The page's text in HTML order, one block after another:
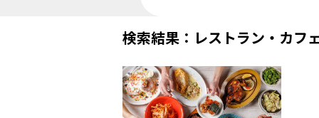
検索結果：レストラン・カフ